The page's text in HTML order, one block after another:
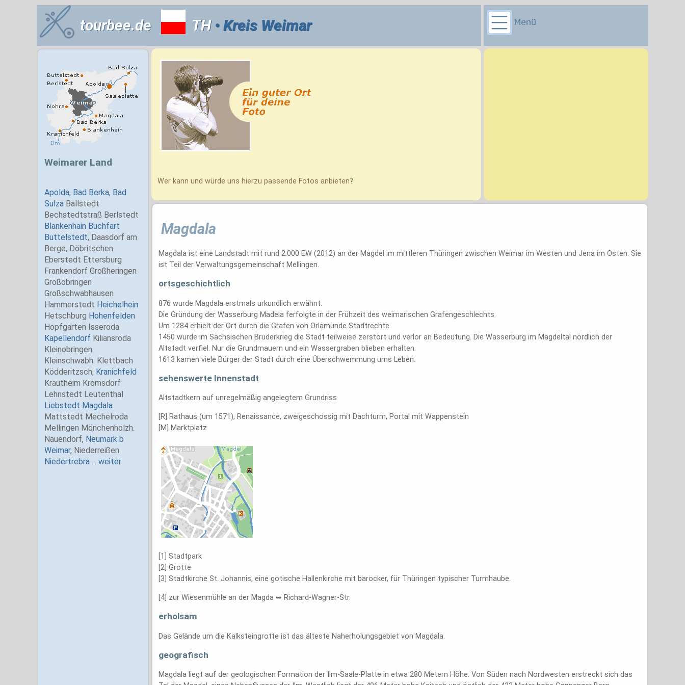
tourbee.de TH• Kreis Weimar
Wer kann und würde uns hierzu passende Fotos anbieten?
Magdala
Magdala ist eine Landstadt mit rund 2.000 EW (2012) an der Magdel im mittleren Thüringen zwischen Weimar im Westen und Jena im Osten. Sie
ist Teil der Verwaltungsgemeinschaft Mellingen.
ortsgeschichtlich
876 wurde Magdala erstmals urkundlich erwähnt.
Die Gründung der Wasserburg Madela ferfolgte in der Frühzeit des weimarischen Grafengeschlechts.
Um 1284 erhielt der Ort durch die Grafen von Orlamünde Stadtrechte.
1450 wurde im Sächsischen Bruderkrieg die Stadt teilweise zerstört und verlor an Bedeutung. Die Wasserburg im Magdeltal nördlich der
Altstadt verfiel. Nur die Grundmauern und ein Wassergraben blieben erhalten.
1613 kamen viele Bürger der Stadt durch eine Überschwemmung ums Leben.
sehenswerte Innenstadt
Altstadtkern auf unregelmäßig angelegtem Grundriss
[R] Rathaus (um 1571), Renaissance, zweigeschossig mit Dachturm, Portal mit Wappenstein
[M] Marktplatz
[1] Stadtpark
[2] Grotte
[3] Stadtkirche St. Johannis, eine gotische Hallenkirche mit barocker, für Thüringen typischer Turmhaube.
[4] zur Wiesenmühle an der Magda ➥ Richard-Wagner-Str.
erholsam
Das Gelände um die Kalksteingrotte ist das älteste Naherholungsgebiet von Magdala.
geografisch
Magdala liegt auf der geologischen Formation der Ilm-Saale-Platte in etwa 280 Metern Höhe. Von Süden nach Nordwesten erstreckt sich das